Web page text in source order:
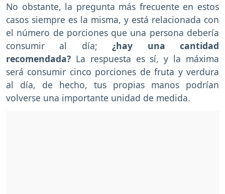
No obstante, la pregunta más frecuente en estos
casos siempre es la misma, y está relacionada con
el número de porciones que una persona debería
consumir al día;¿hay una cantidad
recomendada? La respuesta es sí, y la máxima
será consumir cinco porciones de fruta y verdura
al día, de hecho, tus propias manos podrían
volverse una importante unidad de medida.